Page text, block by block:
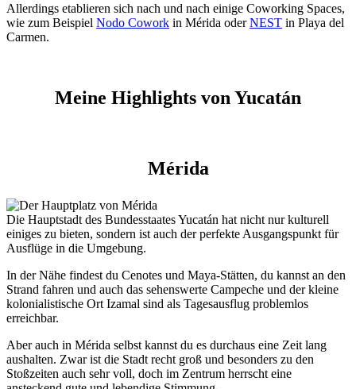
Allerdings etablieren sich nach und nach einige Coworking Spaces,
wie zum Beispiel Nodo Cowork in Mérida oderNEST in Playa del
Carmen.
Meine Highlights von Yucatán
Mérida
Die Hauptstadt des Bundesstaates Yucatán hat nicht nur kulturell
einiges zu bieten, sondern ist auch der perfekte Ausgangspunkt für
Ausflüge in die Umgebung.
In der Nähe findest du Cenotes und Maya-Stätten, du kannst an den
Strand fahren und auch das sehenswerte Campeche und der kleine
kolonialistische Ort Izamal sind als Tagesausflug problemlos
erreichbar.
Aber auch in Mérida selbst kannst du es durchaus eine Zeit lang
aushalten. Zwar ist die Stadt recht groß und besonders zu den
Stoßzeiten auch sehr voll, doch im Zentrum herrscht eine